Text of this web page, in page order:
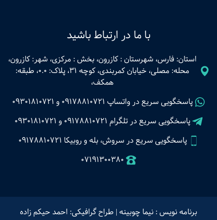
با ما در ارتباط باشید
استان: فارس، شهرستان : کازرون، بخش : مرکزی، شهر: کازرون،
محله: مصلی، خیابان کمربندی، کوچه 31، پلاک: 0.0، طبقه:
همکف،
پاسخگویی سریع در واتساپ 09178810721 و 09301810721
پاسخگویی سریع در تلگرام 09178810721 و 09301810721
پاسخگویی سریع در سروش، بله و روبیکا 09178810721
07191300380
برنامه نویس : نیما چوبینه | طراح گرافیکی: احمد حیکم زاده